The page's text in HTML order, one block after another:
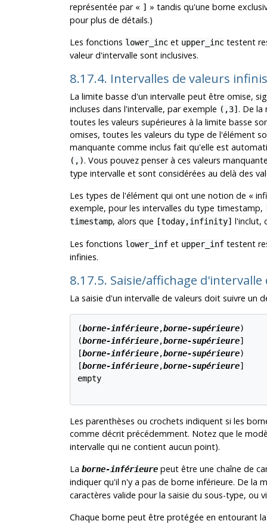
représentée par « ] » tandis qu'une borne
pour plus de détails.)
Les fonctions lower_incet upper_inctestent
valeur d'intervalle sont inclusives.
8.17.4. Intervalles de valeurs
La limite basse d'un intervalle peut être omise,
incluses dans l'intervalle, par exemple (,3] . De la
toutes les valeurs supérieures à la limite basse
omises, toutes les valeurs du type de l'élément
manquante comme inclus fait qu'elle est
(,). Vous pouvez penser à ces valeurs
type intervalle et sont considérées au delà des
Les types de l'élément qui ont une notion de «
exemple, pour les intervalles du type timestamp,
timestamp, alors que [today,infinity] l'inclut,
Les fonctions lower_infet upper_inftestent
infinies.
8.17.5. Saisie/affichage
La saisie d'un intervalle de valeurs doit suivre un
(borne-inférieure,borne-supérieure)
(borne-inférieure,borne-supérieure]
[borne-inférieure,borne-supérieure)
[borne-inférieure,borne-supérieure]
empty
Les parenthèses ou crochets indiquent si les
comme décrit précédemment. Notez que le
intervalle qui ne contient aucun point).
La borne-inférieurepeut être une chaîne de
indiquer qu'il n'y a pas de borne inférieure. De la
caractères valide pour la saisie du sous-type, ou
Chaque borne peut être protégée en entourant